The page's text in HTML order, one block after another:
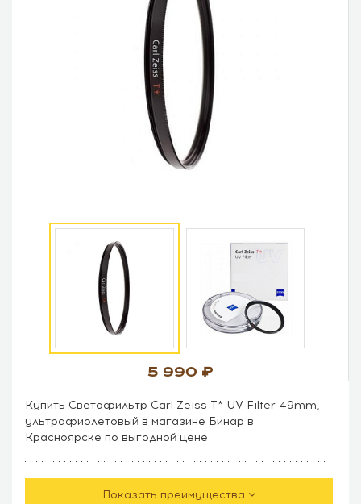
5 990
Купить Светофильтр Carl Zeiss T* UV Filter 49mm,
ультрафиолетовый в магазине Бинар в
Красноярске по выгодной цене
Показать преимущества